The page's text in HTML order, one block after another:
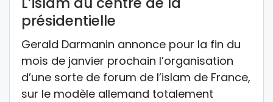
présidentielle
Gerald Darmanin annonce pour la fin du
mois de janvier prochain l’organisation
d’une sorte de forum de l’islam de France,
sur le modèle allemand totalement